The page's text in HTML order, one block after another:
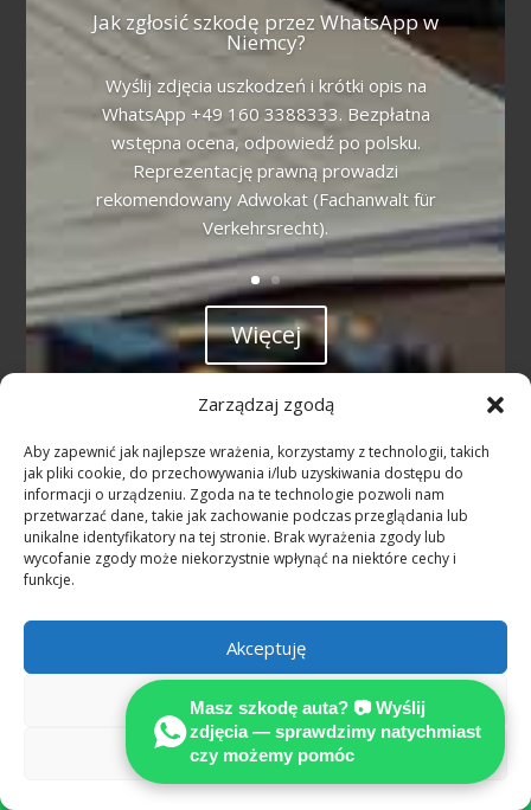
Zarządzaj zgodą
Aby zapewnić jak najlepsze wrażenia, korzystamy z technologii, takich
jak pliki cookie, do przechowywania i/lub uzyskiwania dostępu do
informacji o urządzeniu. Zgoda na te technologie pozwoli nam
przetwarzać dane, takie jak zachowanie podczas przeglądania lub
unikalne identyfikatory na tej stronie. Brak wyrażenia zgody lub
wycofanie zgody może niekorzystnie wpłynąć na niektóre cechy i
funkcje.
Akceptuję
Odmów
Zobacz preferencje
Jak zgłosić szkodę przez WhatsApp w
Niemcy?
Wyślij zdjęcia uszkodzeń i krótki opis na
WhatsApp +49 160 3388333. Bezpłatna
wstępna ocena, odpowiedź po polsku.
Reprezentację prawną prowadzi
rekomendowany Adwokat (Fachanwalt für
Verkehrsrecht).
Więcej
PORADA TECHNICZNO-PRAWNA GRATIS !
DE+49 1603388333
PL +48 600 920 920
Co robić po kolzji w Niemczech?
Jak załatwić odszkodowanie w EURO ?
NASZA WIEDZA = TWÓJ SUKCES

Masz szkodę auta? 📷 Wyślij
zdjęcia — sprawdzimy natychmiast
czy możemy pomóc